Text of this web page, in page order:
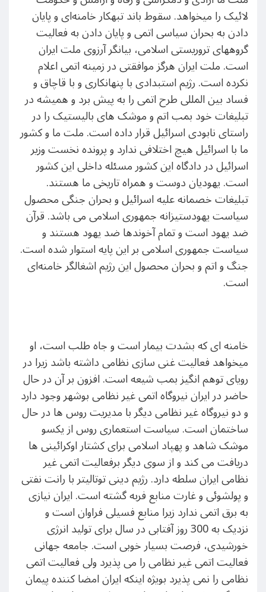
لائیک را میخواهد. سقوط باند تبهکار خامنه‌ای و پایان
دادن به بحران سیاسی اتمی و پایان دادن به فعالیت
گروههای تروریستی اسلامی، بیانگر آرزوی ملت ایران
است. ملت ایران هرگز موافقتی در زمینه اتمی اعلام
نکرده است. رژیم استبدادی با پنهانکاری و با قاچاق و
فساد بین المللی طرح اتمی را به پیش برد و همیشه در
تبلیغات خود بمب اتم و موشک های بالیستیک را در
راستای نابودی اسرائیل قرار داده است. ملت ما و کشور
ما با اسرائیل هیچ اختلافی ندارد و پرونده نخست وزیر
اسرائیل در دادگاه این کشور مسئله داخلی این کشور
است. یهودیان دوست و همراه تاریخی ما هستند.
تبلیغات خصمانه علیه اسرائیل و بحران جنگی محصول
سیاست یهودستیزانه جمهوری اسلامی می باشد. قرآن
ضد یهود است و تمام آخوندها ضد یهود هستند و
سیاست جمهوری اسلامی بر این پایه استوار شده است.
جنگ و اتم و بحران محصول این رژیم اشغالگر خامنه‌ای
است.
خامنه ای که بشدت بیمار است و جاه طلب است، او
میخواهد فعالیت غنی سازی نظامی داشته باشد زیرا در
رویای توهم انگیز بمب شیعه است. افزون بر آن در حال
حاضر در ایران نیروگاه اتمی غیر نظامی بوشهر وجود دارد
و دو نیروگاه غیر نظامی دیگر با مدیریت روس ها در حال
ساختمان است. سیاست استعماری روس از یکسو
موشک شاهد و پهپاد اسلامی برای کشتار اوکرائینی ها
دریافت می کند و از سوی دیگر برفعالیت اتمی غیر
نظامی ایران سلطه دارد. رژیم دینی توتالیتر با رانت نفتی
و پولشوئی و غارت منابع فربه گشته است. ایران نیازی
به برق اتمی ندارد زیرا منابع فسیلی فراوان است و
نزدیک به 300 روز آفتابی در سال برای تولید انرژی
خورشیدی، فرصت بسیار خوبی است. جامعه جهانی
فعالیت اتمی غیر نظامی را می پذیرد ولی فعالیت اتمی
نظامی را نمی پذیرد بویژه اینکه ایران امضا کننده پیمان